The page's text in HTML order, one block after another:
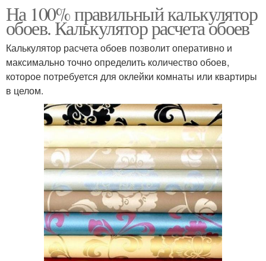
На 100% правильный калькулятор
обоев. Калькулятор расчета обоев
Калькулятор расчета обоев позволит оперативно и
максимально точно определить количество обоев,
которое потребуется для оклейки комнаты или квартиры
в целом.